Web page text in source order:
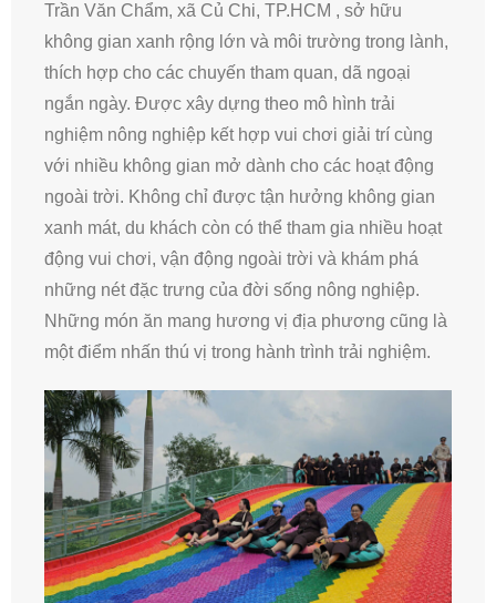
Trần Văn Chẩm, xã Củ Chi, TP.HCM , sở hữu
không gian xanh rộng lớn và môi trường trong lành,
thích hợp cho các chuyến tham quan, dã ngoại
ngắn ngày. Được xây dựng theo mô hình trải
nghiệm nông nghiệp kết hợp vui chơi giải trí cùng
với nhiều không gian mở dành cho các hoạt động
ngoài trời. Không chỉ được tận hưởng không gian
xanh mát, du khách còn có thể tham gia nhiều hoạt
động vui chơi, vận động ngoài trời và khám phá
những nét đặc trưng của đời sống nông nghiệp.
Những món ăn mang hương vị địa phương cũng là
một điểm nhấn thú vị trong hành trình trải nghiệm.